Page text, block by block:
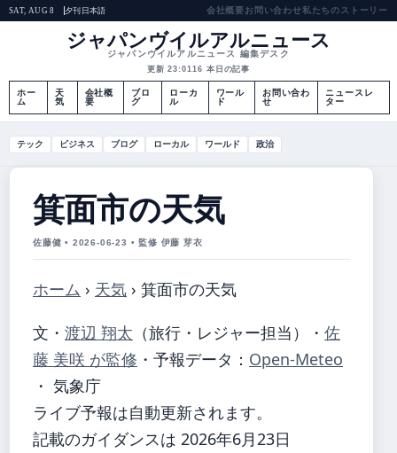
SAT, AUG 8 夕刊 日本語 会社概要お問い合わせ私たちのストーリー
ジャパンヴイルアルニュース
ジャパンヴイルアルニュース 編集デスク
更新 23:0116 本日の記事
ホー
ム
天
気
会社概
要
ブロ
グ
ローカ
ル
ワール
ド
お問い合わ
せ
ニュースレ
ター
テック ビジネス ブログ ローカル ワールド 政治
箕面市の天気
佐藤健 • 2026-06-23 • 監修 伊藤 芽衣
ホーム › 天気 › 箕面市の天気
文・ 渡辺 翔太 （旅行・レジャー担当） ・ 佐
藤 美咲 が監修 ・ 予報データ： Open-Meteo
・ 気象庁
ライブ予報は自動更新されます。
記載のガイダンスは 2026年6月23日